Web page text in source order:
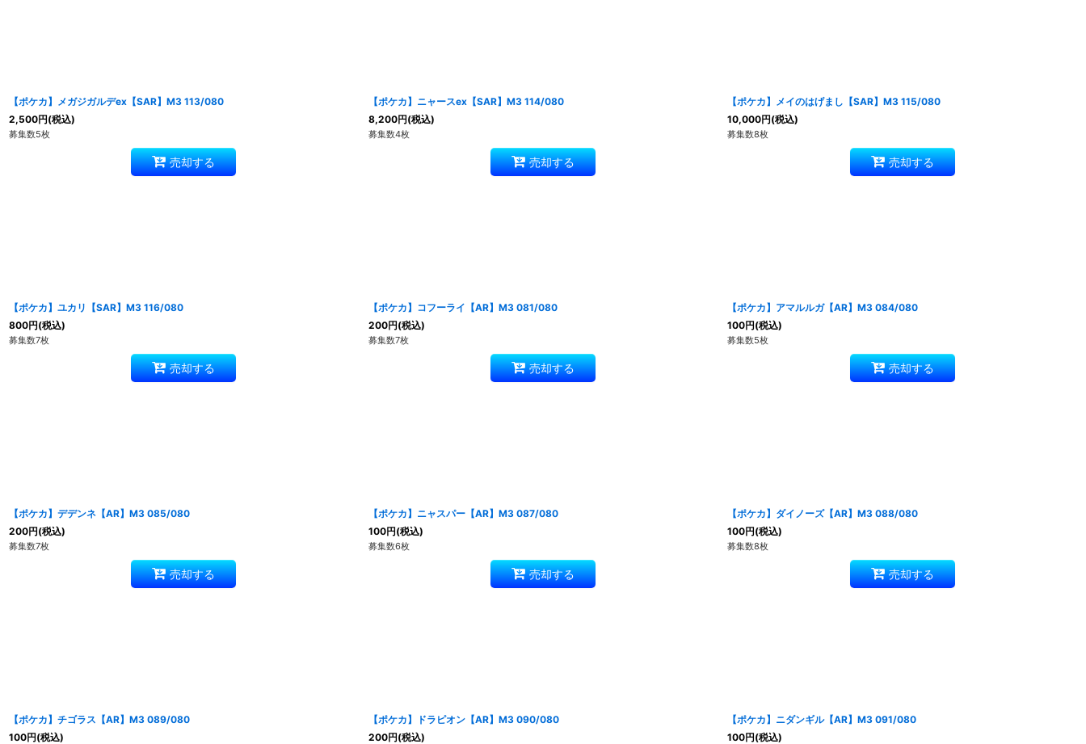
【ポケカ】メガジガルデex【SAR】M3 113/080
2,500円(税込)
募集数5枚
売却する
【ポケカ】ニャースex【SAR】M3 114/080
8,200円(税込)
募集数4枚
売却する
【ポケカ】メイのはげまし【SAR】M3 115/080
10,000円(税込)
募集数8枚
売却する
【ポケカ】ユカリ【SAR】M3 116/080
800円(税込)
募集数7枚
売却する
【ポケカ】コフーライ【AR】M3 081/080
200円(税込)
募集数7枚
売却する
【ポケカ】アマルルガ【AR】M3 084/080
100円(税込)
募集数5枚
売却する
【ポケカ】デデンネ【AR】M3 085/080
200円(税込)
募集数7枚
売却する
【ポケカ】ニャスパー【AR】M3 087/080
100円(税込)
募集数6枚
売却する
【ポケカ】ダイノーズ【AR】M3 088/080
100円(税込)
募集数8枚
売却する
【ポケカ】チゴラス【AR】M3 089/080
100円(税込)
【ポケカ】ドラピオン【AR】M3 090/080
200円(税込)
【ポケカ】ニダンギル【AR】M3 091/080
100円(税込)